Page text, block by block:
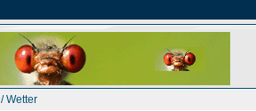
/ Wetter